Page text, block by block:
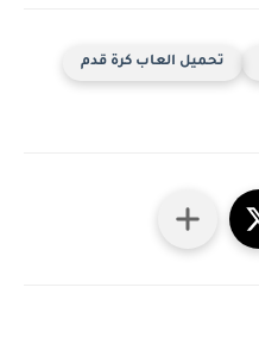
تحميل العاب كرة قدم